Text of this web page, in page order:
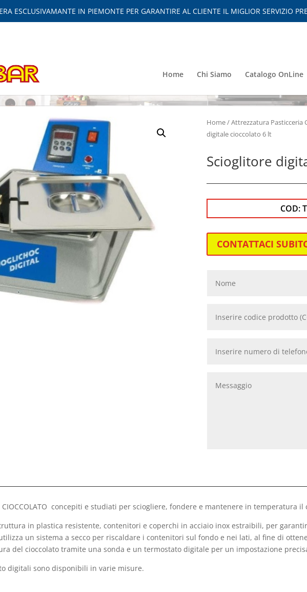
ESCLUSIVAMANTE IN PIEMONTE PER GARANTIRE AL CLIENTE IL MIGLIOR SERVIZIO
Home Chi Siamo Catalogo OnLine
Home/Attrezzatura Pasticceria
digitale cioccolato 6 lt
Scioglitore
COD:
CONTATTACI
CIOCCOLATO concepiti e studiati per sciogliere, fondere e mantenere in temperatura il
in plastica resistente, contenitori e coperchi in acciaio inox estraibili, per
un sistema a secco per riscaldare i contenitori sul fondo e nei lati, al fine di
del cioccolato tramite una sonda e un termostato digitale per un impostazione
digitali sono disponibili in varie misure.